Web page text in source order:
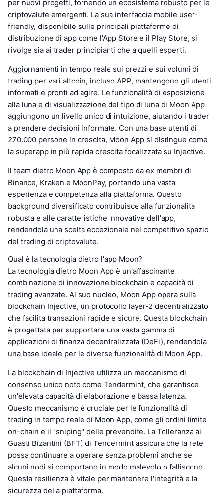
per nuovi progetti, fornendo un ecosistema robusto per le
criptovalute emergenti. La sua interfaccia mobile user-
friendly, disponibile sulle principali piattaforme di
distribuzione di app come l'App Store e il Play Store, si
rivolge sia ai trader principianti che a quelli esperti.
Aggiornamenti in tempo reale sui prezzi e sui volumi di
trading per vari altcoin, incluso APP, mantengono gli utenti
informati e pronti ad agire. Le funzionalità di esposizione
alla luna e di visualizzazione del tipo di luna di Moon App
aggiungono un livello unico di intuizione, aiutando i trader
a prendere decisioni informate. Con una base utenti di
270.000 persone in crescita, Moon App si distingue come
la superapp in più rapida crescita focalizzata su Injective.
Il team dietro Moon App è composto da ex membri di
Binance, Kraken e MoonPay, portando una vasta
esperienza e competenza alla piattaforma. Questo
background diversificato contribuisce alla funzionalità
robusta e alle caratteristiche innovative dell'app,
rendendola una scelta eccezionale nel competitivo spazio
del trading di criptovalute.
Qual è la tecnologia dietro l'app Moon?
La tecnologia dietro Moon App è un'affascinante
combinazione di innovazione blockchain e capacità di
trading avanzate. Al suo nucleo, Moon App opera sulla
blockchain Injective, un protocollo layer-2 decentralizzato
che facilita transazioni rapide e sicure. Questa blockchain
è progettata per supportare una vasta gamma di
applicazioni di finanza decentralizzata (DeFi), rendendola
una base ideale per le diverse funzionalità di Moon App.
La blockchain di Injective utilizza un meccanismo di
consenso unico noto come Tendermint, che garantisce
un'elevata capacità di elaborazione e bassa latenza.
Questo meccanismo è cruciale per le funzionalità di
trading in tempo reale di Moon App, come gli ordini limite
on-chain e il "sniping" delle prevendite. La Tolleranza ai
Guasti Bizantini (BFT) di Tendermint assicura che la rete
possa continuare a operare senza problemi anche se
alcuni nodi si comportano in modo malevolo o falliscono.
Questa resilienza è vitale per mantenere l'integrità e la
sicurezza della piattaforma.